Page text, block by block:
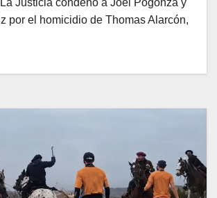
Justicia condenó a Joel Pogonza y
por el homicidio de Thomas Alarcón,